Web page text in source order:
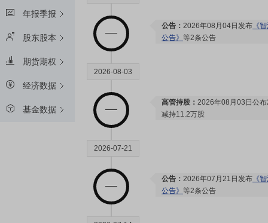
年报季报
股东股本
期货期权
经济数据
基金数据
公告： 2026年08月04日发布 《
公告》 等2条公告
2026-08-03
高管持股： 2026年08月03日公
减持11.2万股
2026-07-21
公告： 2026年07月21日发布 《
公告》 等2条公告